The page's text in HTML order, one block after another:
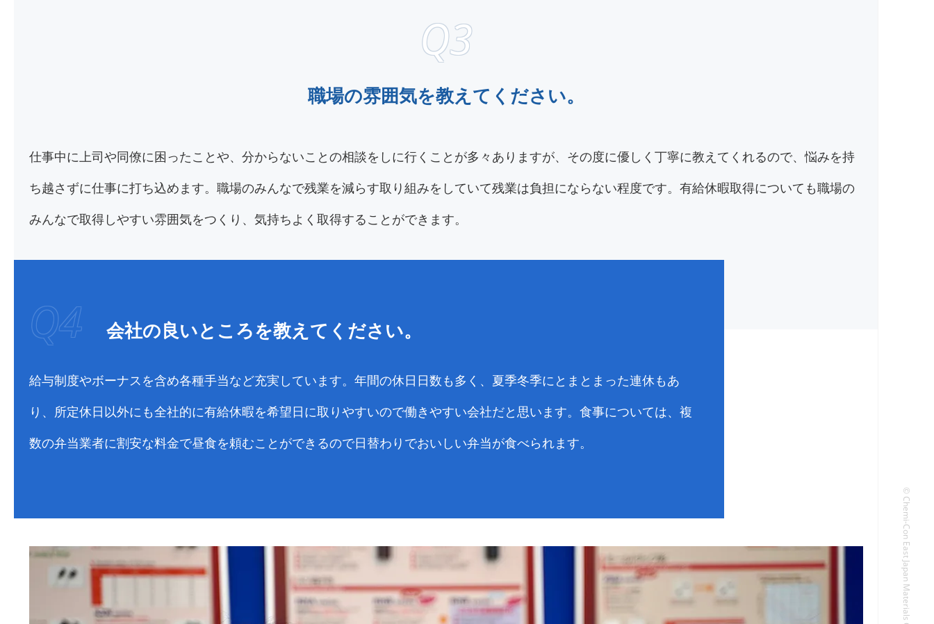
職場の雰囲気を教えてください。
仕事中に上司や同僚に困ったことや、分からないことの相談をしに行くことが多々ありますが、その度に優しく丁寧に教えてくれるので、悩みを持
ち越さずに仕事に打ち込めます。職場のみんなで残業を減らす取り組みをしていて残業は負担にならない程度です。有給休暇取得についても職場の
みんなで取得しやすい雰囲気をつくり、気持ちよく取得することができます。
会社の良いところを教えてください。
給与制度やボーナスを含め各種手当など充実しています。年間の休日日数も多く、夏季冬季にとまとまった連休もあ
り、所定休日以外にも全社的に有給休暇を希望日に取りやすいので働きやすい会社だと思います。食事については、複
数の弁当業者に割安な料金で昼食を頼むことができるので日替わりでおいしい弁当が食べられます。